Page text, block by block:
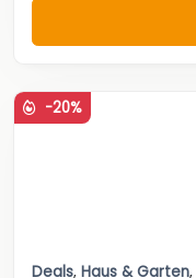
-20%
Deals, Haus & Garten,